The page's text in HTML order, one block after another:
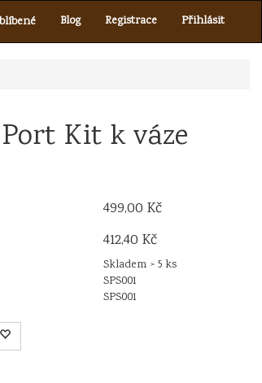
Blog Registrace Přihlásit
Kit k váze
499,00 Kč
412,40 Kč
Skladem > 5 ks
SPS001
SPS001